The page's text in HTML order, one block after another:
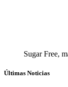
Sugar Free,
Últimas Noticias